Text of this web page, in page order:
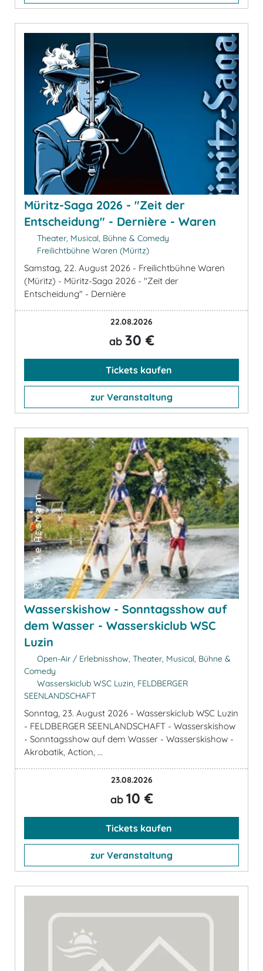
Müritz-Saga 2026 - "Zeit der
Entscheidung" - Dernière - Waren
Theater, Musical, Bühne & Comedy
Freilichtbühne Waren (Müritz)
Samstag, 22. August 2026 - Freilichtbühne Waren
(Müritz) - Müritz-Saga 2026 - "Zeit der
Entscheidung" - Dernière
22.08.2026
ab 30 €
Tickets kaufen
zur Veranstaltung
Wasserskishow - Sonntagsshow auf
dem Wasser - Wasserskiclub WSC
Luzin
Open-Air / Erlebnisshow, Theater, Musical, Bühne &
Comedy
Wasserskiclub WSC Luzin, FELDBERGER
SEENLANDSCHAFT
Sonntag, 23. August 2026 - Wasserskiclub WSC Luzin
- FELDBERGER SEENLANDSCHAFT - Wasserskishow
- Sonntagsshow auf dem Wasser - Wasserskishow -
Akrobatik, Action, ...
23.08.2026
ab 10 €
Tickets kaufen
zur Veranstaltung